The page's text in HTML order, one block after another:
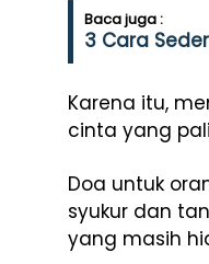
Baca juga :
3 Cara
Karena itu,
cinta yang
Doa untuk
syukur dan
yang masih